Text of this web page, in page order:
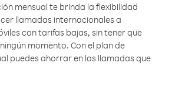
mensual te brinda la flexibilidad
llamadas internacionales a
con tarifas bajas, sin tener que
momento. Con el plan de
puedes ahorrar en las llamadas que